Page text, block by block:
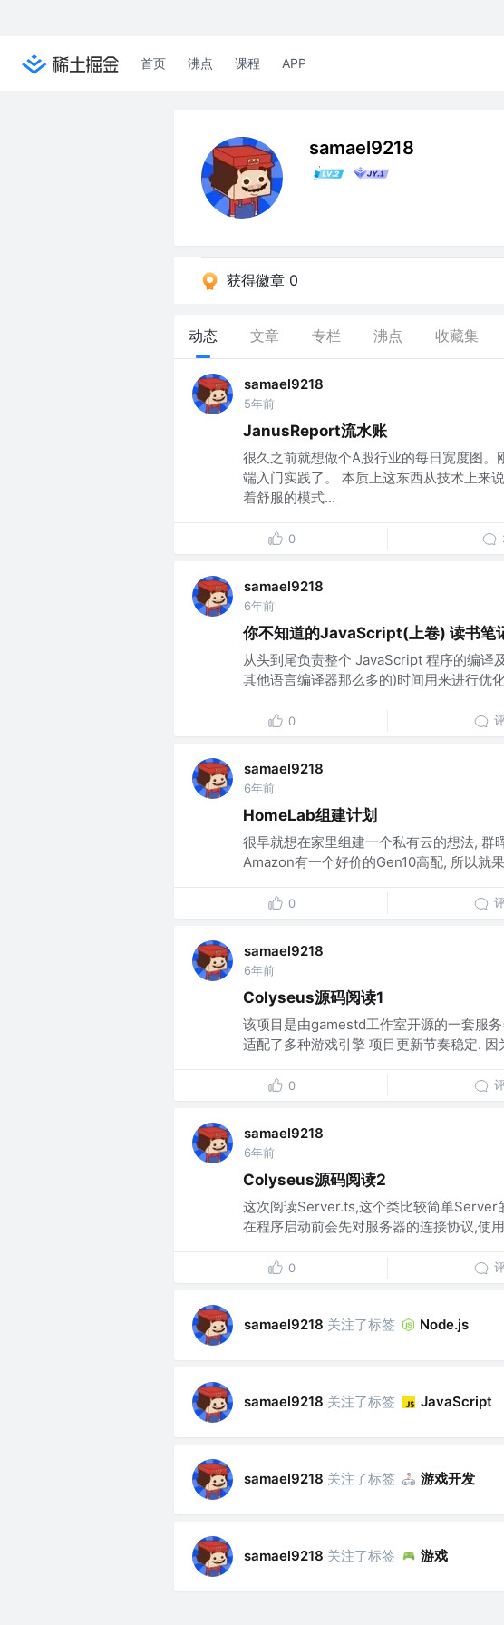
首页 沸点 课程 APP
samael9218
获得徽章 0
动态 文章 专栏 沸点 收藏集
samael9218
5年前
JanusReport流水账
很久之前就想做个A股行业的每日宽度图
端入门实践了。 本质上这东西从技术上来
着舒服的模式...
0
samael9218
6年前
你不知道的JavaScript(上卷) 读书笔
从头到尾负责整个 JavaScript 程序的编译
其他语言编译器那么多的)时间用来进行优
0
samael9218
6年前
HomeLab组建计划
很早就想在家里组建一个私有云的想法, 群
Amazon有一个好价的Gen10高配, 所以就
0
samael9218
6年前
Colyseus源码阅读1
该项目是由gamestd工作室开源的一套服
适配了多种游戏引擎 项目更新节奏稳定.
0
samael9218
6年前
Colyseus源码阅读2
这次阅读Server.ts,这个类比较简单Server
在程序启动前会先对服务器的连接协议,使
0
samael9218 关注了标签 Node.js
samael9218 关注了标签 JavaScript
samael9218 关注了标签 游戏开发
samael9218 关注了标签 游戏